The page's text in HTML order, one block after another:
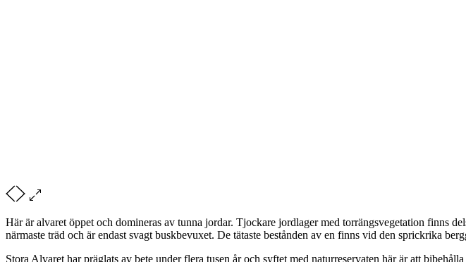
Här är alvaret öppet och domineras av tunna jordar. Tjockare jordlager med torrängsvegetation finns
närmaste träd och är endast svagt buskbevuxet. De tätaste bestånden av en finns vid den sprickrika
Stora Alvaret har präglats av bete under flera tusen år och syftet med naturreservaten här är att